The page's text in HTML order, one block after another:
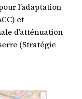
l’adaptation
et
d’atténuation
(Stratégie